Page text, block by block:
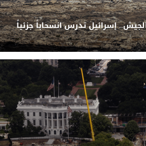
إسرائيل تدرس انسحاباً جزئياً